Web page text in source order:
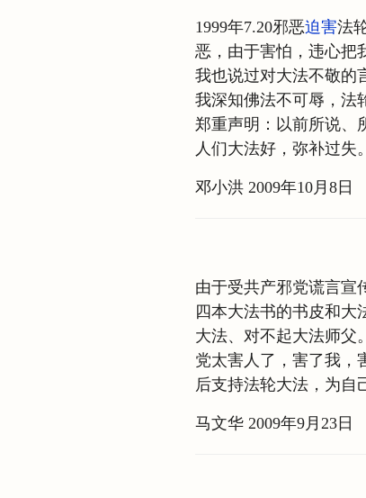
1999年7.20邪恶迫害法
恶，由于害怕，违心把
我也说过对大法不敬的
我深知佛法不可辱，法
郑重声明：以前所说、
人们大法好，弥补过失。
邓小洪 2009年10月8日
由于受共产邪党谎言宣
四本大法书的书皮和大
大法、对不起大法师父
党太害人了，害了我，
后支持法轮大法，为自
马文华 2009年9月23日